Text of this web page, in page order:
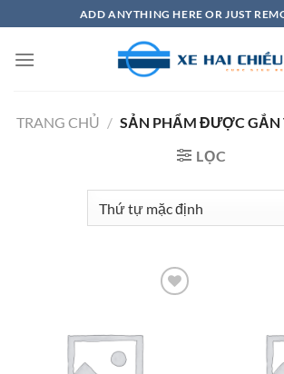
qua
nội
ADD ANYTHING HERE OR JUST
TRANG CHỦ / SẢN PHẨM ĐƯỢC GẮN
LỌC